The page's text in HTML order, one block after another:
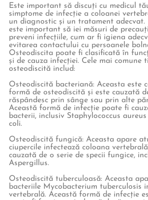
Este important să discuți cu medicul
simptome de infecție a coloanei
un diagnostic și un tratament adecvat.
este important să iei măsuri de
preveni infecțiile, cum ar fi igiena
evitarea contactului cu persoanele
Osteodiscita poate fi clasificată în
și de cauza infecției. Cele mai comune
osteodiscită includ:
Osteodiscită bacteriană: Aceasta este
formă de osteodiscită și este cauzată
răspândesc prin sânge sau prin alte
Această formă de infecție poate fi
bacterii, inclusiv Staphylococcus
coli.
Osteodiscită fungică: Aceasta apare
ciupercile infectează coloana
cauzată de o serie de specii fungice,
Aspergillus.
Osteodiscită tuberculoasă: Aceasta
bacteriile Mycobacterium tuberculosis
vertebrală. Această formă de infecție